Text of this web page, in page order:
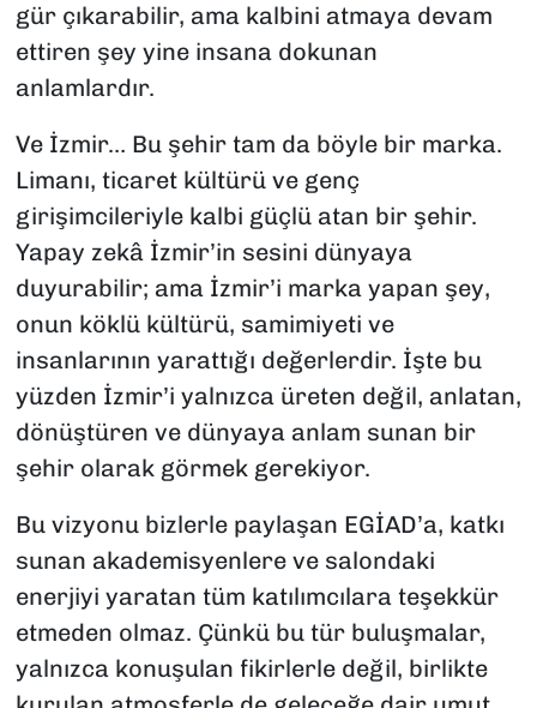
gür çıkarabilir, ama kalbini atmaya devam
ettiren şey yine insana dokunan
anlamlardır.
Ve İzmir… Bu şehir tam da böyle bir marka.
Limanı, ticaret kültürü ve genç
girişimcileriyle kalbi güçlü atan bir şehir.
Yapay zekâ İzmir’in sesini dünyaya
duyurabilir; ama İzmir’i marka yapan şey,
onun köklü kültürü, samimiyeti ve
insanlarının yarattığı değerlerdir. İşte bu
yüzden İzmir’i yalnızca üreten değil, anlatan,
dönüştüren ve dünyaya anlam sunan bir
şehir olarak görmek gerekiyor.
Bu vizyonu bizlerle paylaşan EGİAD’a, katkı
sunan akademisyenlere ve salondaki
enerjiyi yaratan tüm katılımcılara teşekkür
etmeden olmaz. Çünkü bu tür buluşmalar,
yalnızca konuşulan fikirlerle değil, birlikte